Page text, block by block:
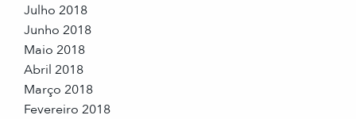
Julho 2018
Junho 2018
Maio 2018
Abril 2018
Março 2018
Fevereiro 2018